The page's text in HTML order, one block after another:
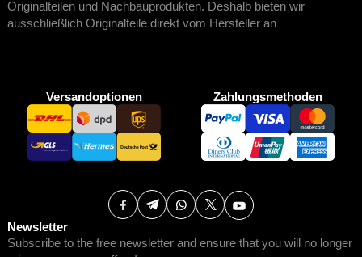
Originalteilen und Nachbauprodukten. Deshalb bieten wir
ausschließlich Originalteile direkt vom Hersteller an
Versandoptionen Zahlungsmethoden
Newsletter
Subscribe to the free newsletter and ensure that you will no longer